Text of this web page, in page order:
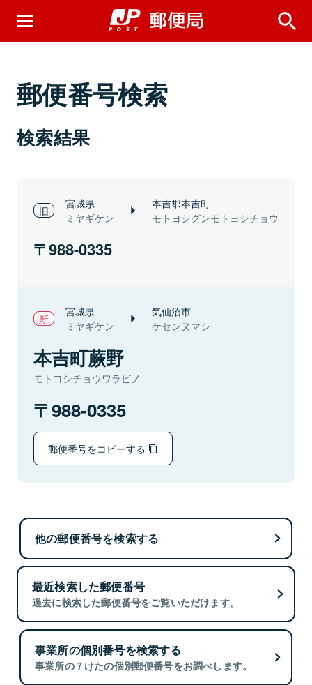
郵便番号検索
検索結果
宮城県
ミヤギケン
本吉郡本吉町
モトヨシグンモトヨシチョウ
988-0335
宮城県
ミヤギケン
気仙沼市
ケセンヌマシ
本吉町蕨野
モトヨシチョウワラビノ
988-0335
郵便番号をコピーする
他の郵便番号を検索する
最近検索した郵便番号
過去に検索した郵便番号をご覧いただけます。
事業所の個別番号を検索する
事業所の７けたの個別郵便番号をお調べします。